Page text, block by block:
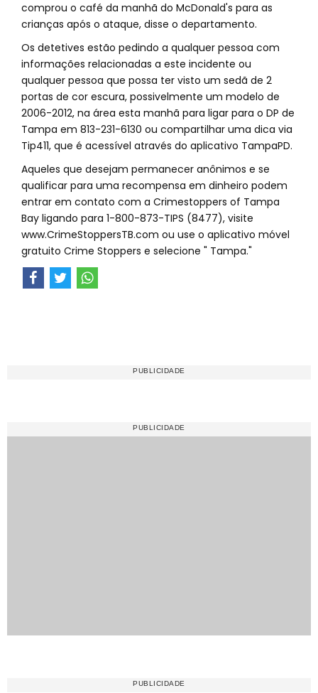
comprou o café da manhã do McDonald's para as
crianças após o ataque, disse o departamento.
Os detetives estão pedindo a qualquer pessoa com
informações relacionadas a este incidente ou
qualquer pessoa que possa ter visto um sedã de 2
portas de cor escura, possivelmente um modelo de
2006-2012, na área esta manhã para ligar para o DP de
Tampa em 813-231-6130 ou compartilhar uma dica via
Tip411, que é acessível através do aplicativo TampaPD.
Aqueles que desejam permanecer anônimos e se
qualificar para uma recompensa em dinheiro podem
entrar em contato com a Crimestoppers of Tampa
Bay ligando para 1-800-873-TIPS (8477), visite
www.CrimeStoppersTB.com ou use o aplicativo móvel
gratuito Crime Stoppers e selecione " Tampa."